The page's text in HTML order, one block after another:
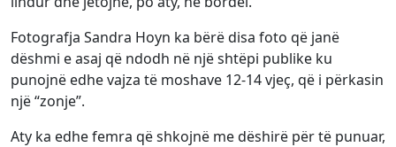
Fotografja Sandra Hoyn ka bërë disa foto që janë
dëshmi e asaj që ndodh në një shtëpi publike ku
punojnë edhe vajza të moshave 12-14 vjeç, që i përkasin
një “zonje”.
Aty ka edhe femra që shkojnë me dëshirë për të punuar,